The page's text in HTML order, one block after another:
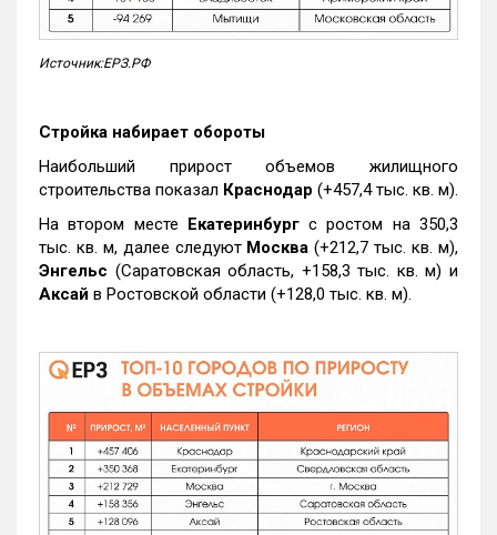
Источник:ЕРЗ.РФ
Стройка набирает обороты
Наибольший прирост объемов жилищного
строительства показал Краснодар (+457,4 тыс. кв. м).
На втором месте Екатеринбургс ростом на 350,3
тыс. кв. м, далее следуют Москва (+212,7 тыс. кв. м),
Энгельс (Саратовская область, +158,3 тыс. кв. м) и
Аксай в Ростовской области (+128,0 тыс. кв. м).